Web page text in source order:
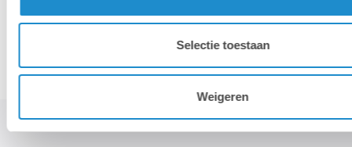
Selectie toestaan
Weigeren